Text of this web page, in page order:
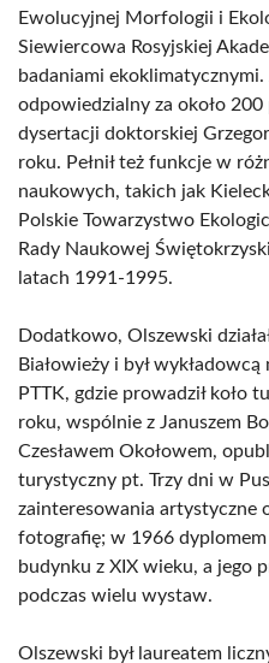
Ewolucyjnej Morfologii i
Siewiercowa Rosyjskiej
badaniami ekoklimatycznymi.
odpowiedzialny za około
dysertacji doktorskiej
roku. Pełnił też funkcje w
naukowych, takich jak
Polskie Towarzystwo
Rady Naukowej
latach 1991-1995.
Dodatkowo, Olszewski
Białowieży i był
PTTK, gdzie prowadził koło
roku, wspólnie z Januszem
Czesławem Okołowem,
turystyczny pt. Trzy dni w
zainteresowania artystyczne
fotografię; w 1966
budynku z XIX wieku, a jego
podczas wielu wystaw.
Olszewski był laureatem